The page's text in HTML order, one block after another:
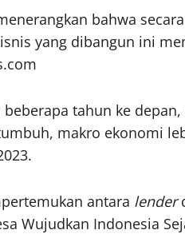
bahwa
yang dibangun ini
tahun ke
makro ekonomi
antara lender
Wujudkan Indonesia